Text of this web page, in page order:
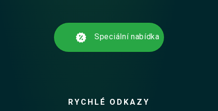
Speciální nabídka
RYCHLÉ ODKAZY